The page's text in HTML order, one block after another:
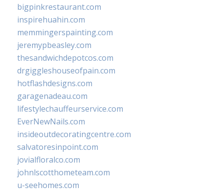
bigpinkrestaurant.com
inspirehuahin.com
memmingerspainting.com
jeremypbeasley.com
thesandwichdepotcos.com
drgiggleshouseofpain.com
hotflashdesigns.com
garagenadeau.com
lifestylechauffeurservice.com
EverNewNails.com
insideoutdecoratingcentre.com
salvatoresinpoint.com
jovialfloralco.com
johnlscotthometeam.com
u-seehomes.com